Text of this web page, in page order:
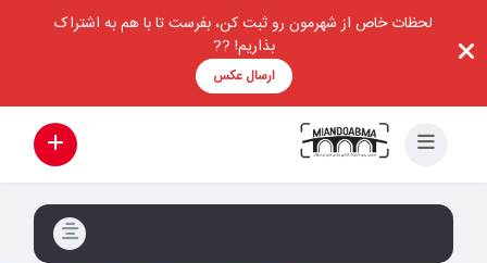
لحظات خاص از شهرمون رو ثبت کن، بفرست تا با هم به اشتراک
بذاریم! ??
ارسال عکس